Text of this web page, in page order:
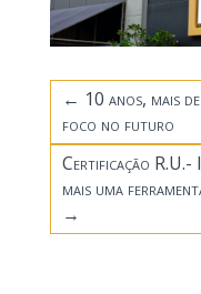
← 10 anos, mais
foco no futuro
Certificação R.U.-
mais uma
→